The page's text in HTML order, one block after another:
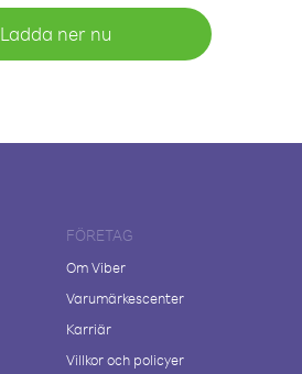
Ladda ner nu
FÖRETAG
Om Viber
Varumärkescenter
Karriär
Villkor och policyer